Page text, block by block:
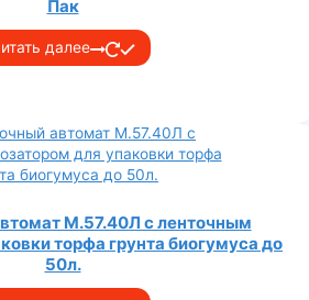
Пак
далее
М.57.40Л с ленточным
торфа грунта биогумуса до
50л.